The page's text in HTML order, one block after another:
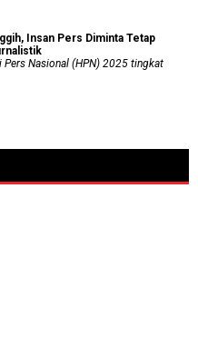
Insan Pers Diminta Tetap
Nasional (HPN) 2025 tingkat